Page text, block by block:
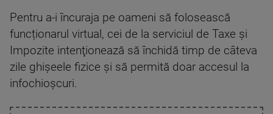
Pentru a-i încuraja pe oameni să folosească
funcționarul virtual, cei de la serviciul de Taxe şi
Impozite intenţionează să închidă timp de câteva
zile ghișeele fizice și să permită doar accesul la
infochioșcuri.